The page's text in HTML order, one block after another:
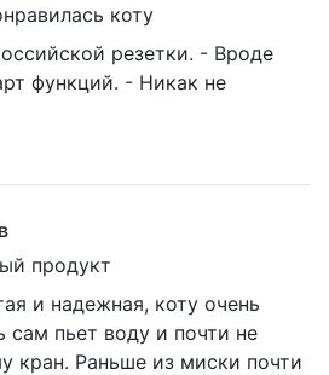
коту
резетки. - Вроде
функций. - Никак не
продукт
и надежная, коту очень
сам пьет воду и почти не
кран. Раньше из миски почти